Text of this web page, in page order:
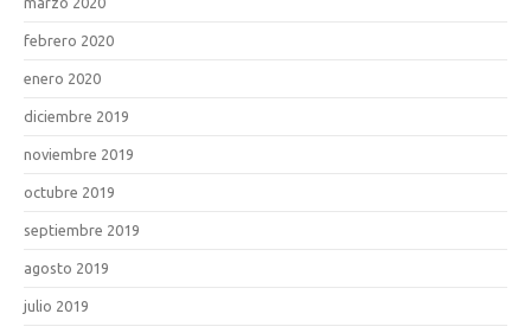
febrero 2020
enero 2020
diciembre 2019
noviembre 2019
octubre 2019
septiembre 2019
agosto 2019
julio 2019